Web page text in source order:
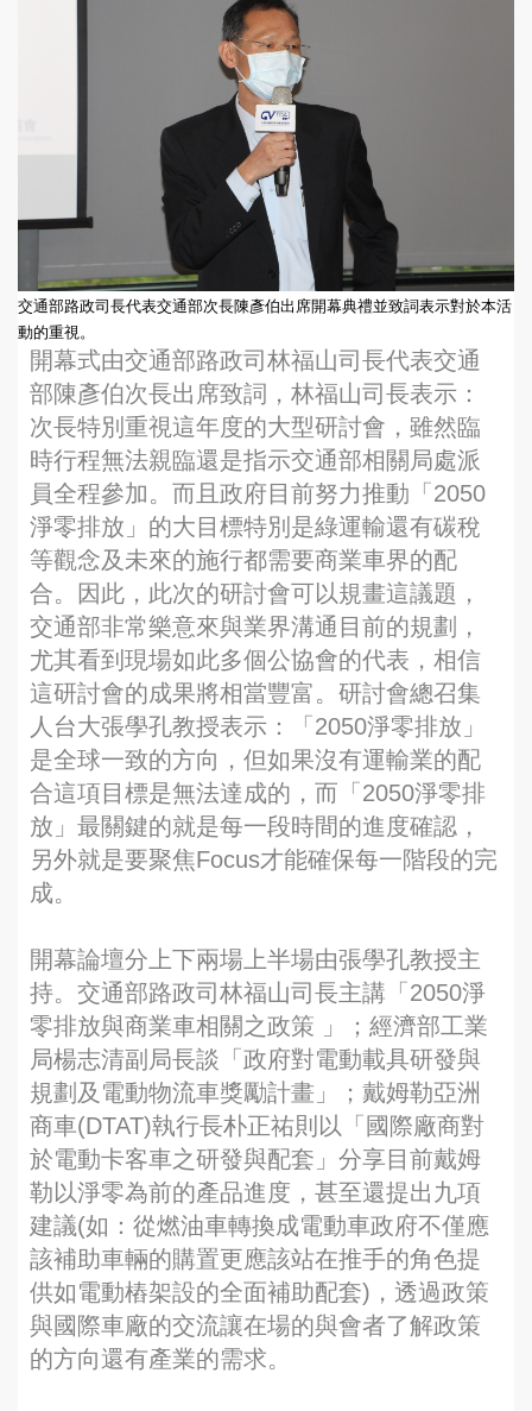
交通部路政司長代表交通部次長陳彥伯出席開幕典禮並致詞表示對於本活
動的重視。
開幕式由交通部路政司林福山司長代表交通
部陳彥伯次長出席致詞，林福山司長表示：
次長特別重視這年度的大型研討會，雖然臨
時行程無法親臨還是指示交通部相關局處派
員全程參加。而且政府目前努力推動「2050
淨零排放」的大目標特別是綠運輸還有碳稅
等觀念及未來的施行都需要商業車界的配
合。因此，此次的研討會可以規畫這議題，
交通部非常樂意來與業界溝通目前的規劃，
尤其看到現場如此多個公協會的代表，相信
這研討會的成果將相當豐富。研討會總召集
人台大張學孔教授表示：「2050淨零排放」
是全球一致的方向，但如果沒有運輸業的配
合這項目標是無法達成的，而「2050淨零排
放」最關鍵的就是每一段時間的進度確認，
另外就是要聚焦Focus才能確保每一階段的完
成。
開幕論壇分上下兩場上半場由張學孔教授主
持。交通部路政司林福山司長主講「2050淨
零排放與商業車相關之政策 」；經濟部工業
局楊志清副局長談「政府對電動載具研發與
規劃及電動物流車獎勵計畫」；戴姆勒亞洲
商車(DTAT)執行長朴正祐則以「國際廠商對
於電動卡客車之研發與配套」分享目前戴姆
勒以淨零為前的產品進度，甚至還提出九項
建議(如：從燃油車轉換成電動車政府不僅應
該補助車輛的購置更應該站在推手的角色提
供如電動樁架設的全面補助配套)，透過政策
與國際車廠的交流讓在場的與會者了解政策
的方向還有產業的需求。